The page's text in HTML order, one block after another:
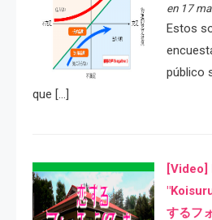
en 17
Estos
público
que […]
[Video]
するフ